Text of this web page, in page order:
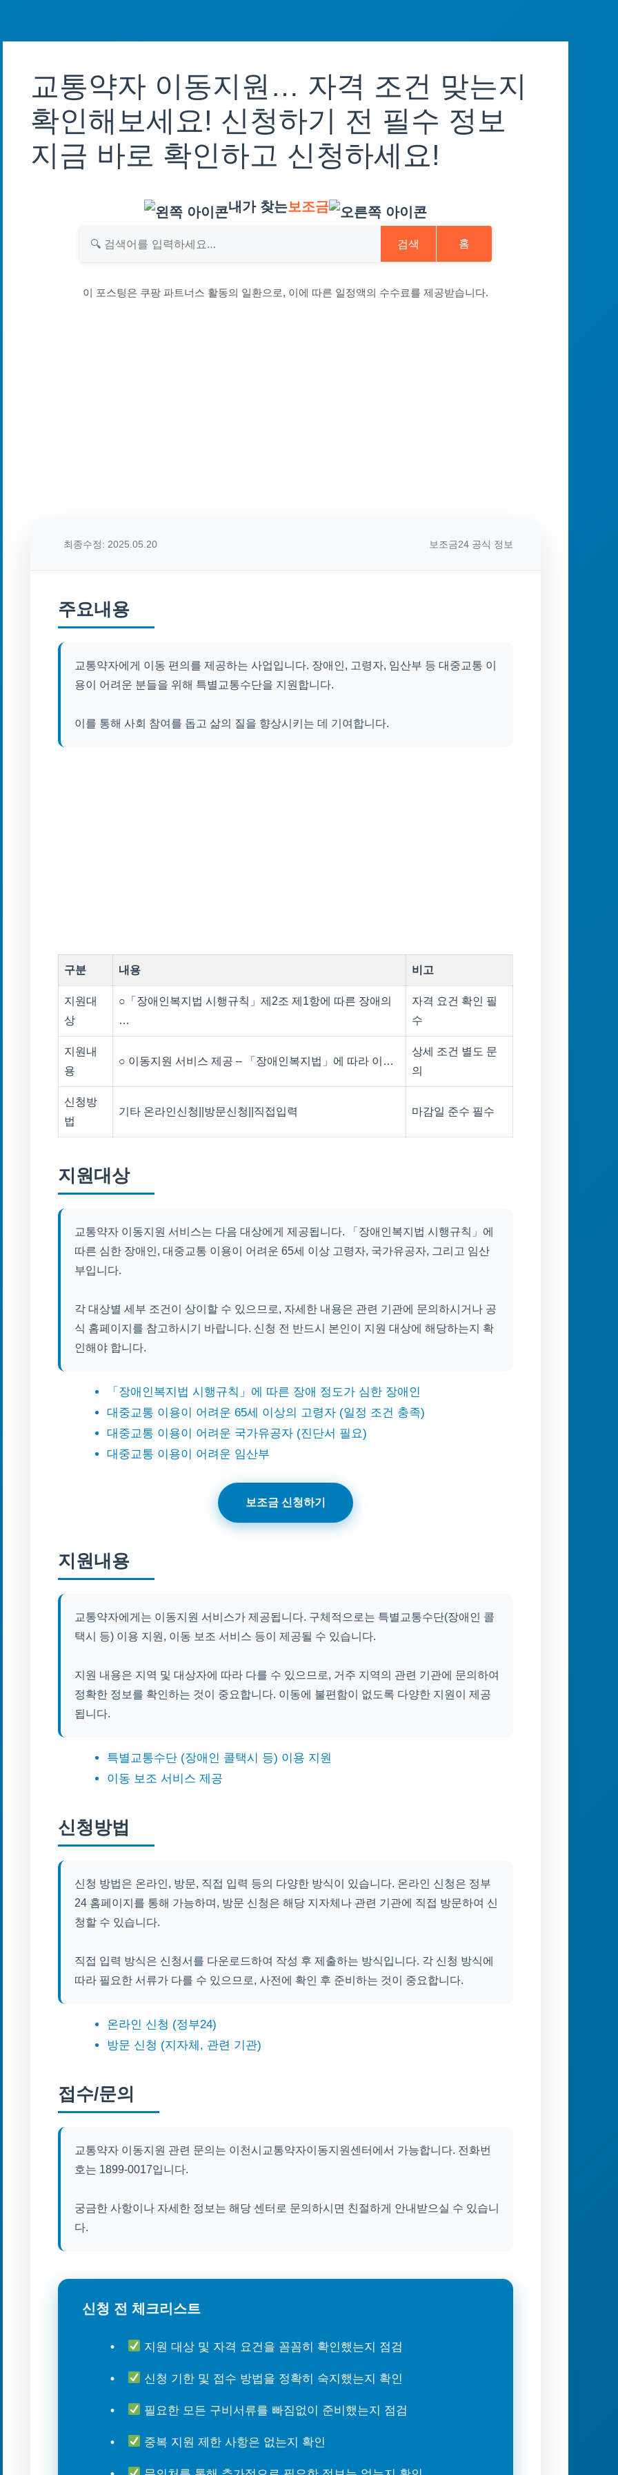
교통약자 이동지원… 자격 조건 맞는지
확인해보세요! 신청하기 전 필수 정보
지금 바로 확인하고 신청하세요!
내가 찾는보조금
검색 홈
이 포스팅은 쿠팡 파트너스 활동의 일환으로, 이에 따른 일정액의 수수료를 제공받습니다.
최종수정: 2025.05.20 보조금24 공식 정보
주요내용
교통약자에게 이동 편의를 제공하는 사업입니다. 장애인, 고령자, 임산부 등 대중교통 이
용이 어려운 분들을 위해 특별교통수단을 지원합니다.
이를 통해 사회 참여를 돕고 삶의 질을 향상시키는 데 기여합니다.
구분 내용 비고
지원대
상
○「장애인복지법 시행규칙」제2조 제1항에 따른 장애의
…
자격 요건 확인 필
수
지원내
용
○ 이동지원 서비스 제공 – 「장애인복지법」에 따라 이…
상세 조건 별도 문
의
신청방
법
기타 온라인신청||방문신청||직접입력 마감일 준수 필수
지원대상
교통약자 이동지원 서비스는 다음 대상에게 제공됩니다. 「장애인복지법 시행규칙」에
따른 심한 장애인, 대중교통 이용이 어려운 65세 이상 고령자, 국가유공자, 그리고 임산
부입니다.
각 대상별 세부 조건이 상이할 수 있으므로, 자세한 내용은 관련 기관에 문의하시거나 공
식 홈페이지를 참고하시기 바랍니다. 신청 전 반드시 본인이 지원 대상에 해당하는지 확
인해야 합니다.
「장애인복지법 시행규칙」에 따른 장애 정도가 심한 장애인
대중교통 이용이 어려운 65세 이상의 고령자 (일정 조건 충족)
대중교통 이용이 어려운 국가유공자 (진단서 필요)
대중교통 이용이 어려운 임산부
보조금 신청하기
지원내용
교통약자에게는 이동지원 서비스가 제공됩니다. 구체적으로는 특별교통수단(장애인 콜
택시 등) 이용 지원, 이동 보조 서비스 등이 제공될 수 있습니다.
지원 내용은 지역 및 대상자에 따라 다를 수 있으므로, 거주 지역의 관련 기관에 문의하여
정확한 정보를 확인하는 것이 중요합니다. 이동에 불편함이 없도록 다양한 지원이 제공
됩니다.
특별교통수단 (장애인 콜택시 등) 이용 지원
이동 보조 서비스 제공
신청방법
신청 방법은 온라인, 방문, 직접 입력 등의 다양한 방식이 있습니다. 온라인 신청은 정부
24 홈페이지를 통해 가능하며, 방문 신청은 해당 지자체나 관련 기관에 직접 방문하여 신
청할 수 있습니다.
직접 입력 방식은 신청서를 다운로드하여 작성 후 제출하는 방식입니다. 각 신청 방식에
따라 필요한 서류가 다를 수 있으므로, 사전에 확인 후 준비하는 것이 중요합니다.
온라인 신청 (정부24)
방문 신청 (지자체, 관련 기관)
접수/문의
교통약자 이동지원 관련 문의는 이천시교통약자이동지원센터에서 가능합니다. 전화번
호는 1899-0017입니다.
궁금한 사항이나 자세한 정보는 해당 센터로 문의하시면 친절하게 안내받으실 수 있습니
다.
신청 전 체크리스트
지원 대상 및 자격 요건을 꼼꼼히 확인했는지 점검
신청 기한 및 접수 방법을 정확히 숙지했는지 확인
필요한 모든 구비서류를 빠짐없이 준비했는지 점검
중복 지원 제한 사항은 없는지 확인